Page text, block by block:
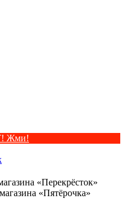
Жми!
«Перекрёсток»
«Пятёрочка»